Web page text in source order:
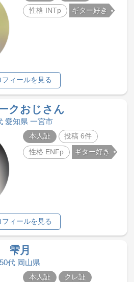
性格 INTp ギター好き
フィールを見る
クおじさん
愛知県 一宮市
本人証 投稿 6件
性格 ENFp ギター好き
フィールを見る
雫月
50代 岡山県
本人証
クレ証